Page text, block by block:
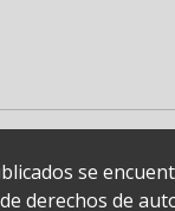
se
derechos de